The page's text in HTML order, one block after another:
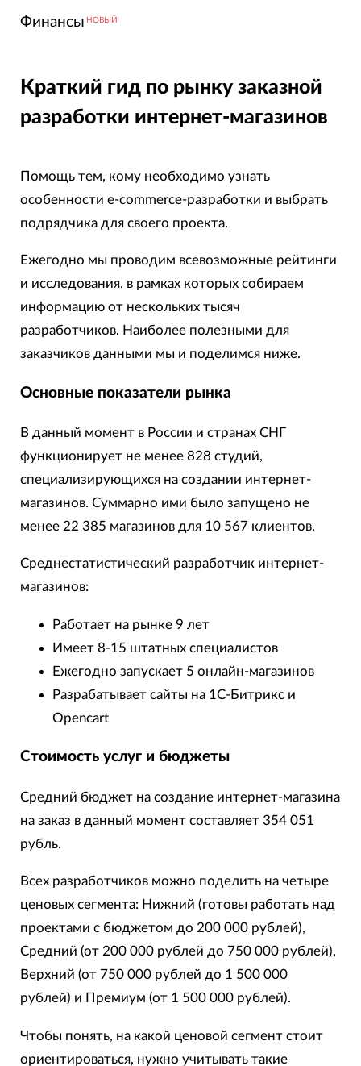
Финансы НОВЫЙ
Краткий гид по рынку заказной
разработки интернет-магазинов
Помощь тем, кому необходимо узнать
особенности e-commerce-разработки и выбрать
подрядчика для своего проекта.
Ежегодно мы проводим всевозможные рейтинги
и исследования, в рамках которых собираем
информацию от нескольких тысяч
разработчиков. Наиболее полезными для
заказчиков данными мы и поделимся ниже.
Основные показатели рынка
В данный момент в России и странах СНГ
функционирует не менее 828 студий,
специализирующихся на создании интернет-
магазинов. Суммарно ими было запущено не
менее 22 385 магазинов для 10 567 клиентов.
Среднестатистический разработчик интернет-
магазинов:
Работает на рынке 9 лет
Имеет 8-15 штатных специалистов
Ежегодно запускает 5 онлайн-магазинов
Разрабатывает сайты на 1С-Битрикс и
Opencart
Стоимость услуг и бюджеты
Средний бюджет на создание интернет-магазина
на заказ в данный момент составляет 354 051
рубль.
Всех разработчиков можно поделить на четыре
ценовых сегмента: Нижний (готовы работать над
проектами с бюджетом до 200 000 рублей),
Средний (от 200 000 рублей до 750 000 рублей),
Верхний (от 750 000 рублей до 1 500 000
рублей) и Премиум (от 1 500 000 рублей).
Чтобы понять, на какой ценовой сегмент стоит
ориентироваться, нужно учитывать такие